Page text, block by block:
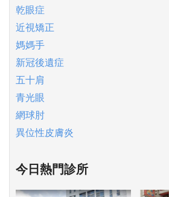
乾眼症
近視矯正
媽媽手
新冠後遺症
五十肩
青光眼
網球肘
異位性皮膚炎
今日熱門診所